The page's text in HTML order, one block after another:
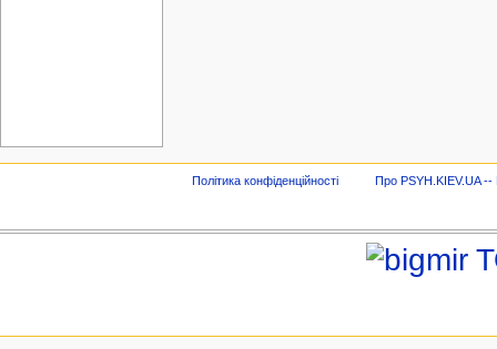
Політика конфіденційності Про PSYH.KIEV.UA --